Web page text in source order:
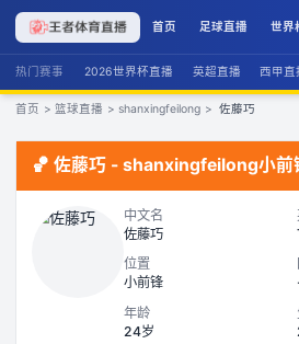
首页 足球直播 世界
热门赛事 2026世界杯直播 英超直播 西甲直
首页 > 篮球直播 > shanxingfeilong > 佐藤巧
🏀 佐藤巧 - shanxingfeilong小前
中文名
佐藤巧
位置
小前锋
年龄
24岁